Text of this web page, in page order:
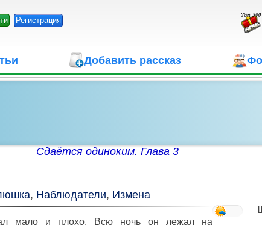
Регистрация
Добавить рассказ
Сдаётся одиноким. Глава 3
, Наблюдатели, Измена
мало и плохо. Всю ночь он лежал на